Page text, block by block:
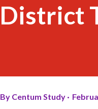
District
By Centum Study